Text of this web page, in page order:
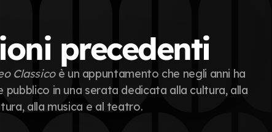
precedenti
Classico è un appuntamento che negli anni ha
in una serata dedicata alla cultura, alla
alla musica e al teatro.